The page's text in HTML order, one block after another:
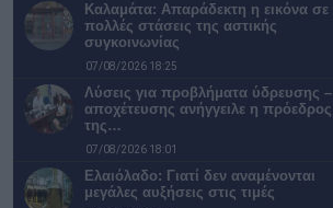
Καλαμάτα: Απαράδεκτη η εικόνα σε
πολλές στάσεις της αστικής
συγκοινωνίας
07/08/2026 18:25
Λύσεις για προβλήματα ύδρευσης –
αποχέτευσης ανήγγειλε η πρόεδρος
της…
07/08/2026 18:01
Ελαιόλαδο: Γιατί δεν αναμένονται
μεγάλες αυξήσεις στις τιμές